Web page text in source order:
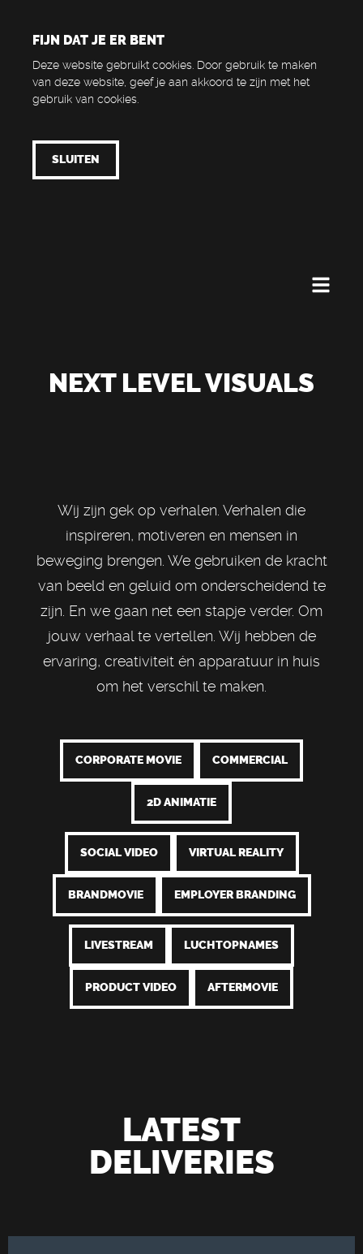
FIJN DAT JE ER BENT
Deze website gebruikt cookies. Door gebruik te maken
van deze website, geef je aan akkoord te zijn met het
gebruik van cookies.
SLUITEN
NEXT LEVEL VISUALS
Wij zijn gek op verhalen. Verhalen die
inspireren, motiveren en mensen in
beweging brengen. We gebruiken de kracht
van beeld en geluid om onderscheidend te
zijn. En we gaan net een stapje verder. Om
jouw verhaal te vertellen. Wij hebben de
ervaring, creativiteit én apparatuur in huis
om het verschil te maken.
CORPORATE MOVIE COMMERCIAL
2D ANIMATIE
SOCIAL VIDEO VIRTUAL REALITY
BRANDMOVIE EMPLOYER BRANDING
LIVESTREAM LUCHTOPNAMES
PRODUCT VIDEO AFTERMOVIE
LATEST
DELIVERIES